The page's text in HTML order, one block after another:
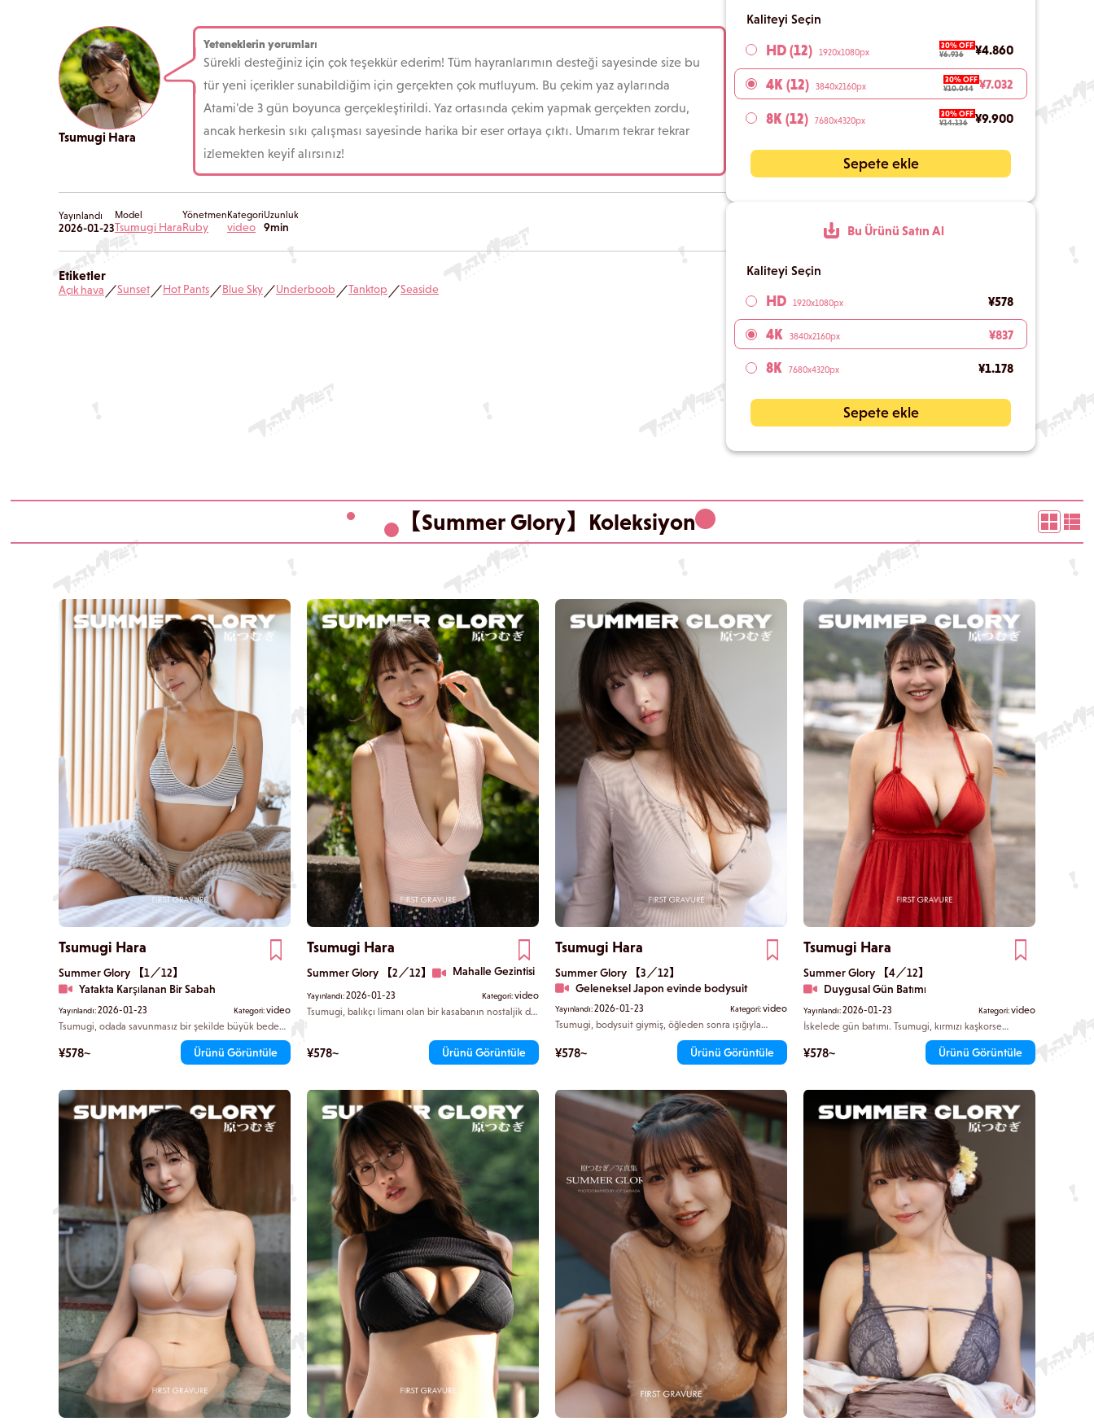
Tsumugi Hara
Yeteneklerin yorumları
Sürekli desteğiniz için çok teşekkür ederim! Tüm hayranlarımın desteği sayesinde size bu
tür yeni içerikler sunabildiğim için gerçekten çok mutluyum. Bu çekim yaz aylarında
Atami'de 3 gün boyunca gerçekleştirildi. Yaz ortasında çekim yapmak gerçekten zordu,
ancak herkesin sıkı çalışması sayesinde harika bir eser ortaya çıktı. Umarım tekrar tekrar
izlemekten keyif alırsınız!
Yayınlandı
2026-01-23
Model
Tsumugi Hara
Yönetmen
Ruby
Kategori
video
Uzunluk
9min
Etiketler
Açık hava ／Sunset／Hot Pants／Blue Sky／Underboob ／Tanktop ／Seaside
Kaliteyi Seçin
HD (12) 1920x1080px
30% OFF
¥6.936
¥4.860
4K (12) 3840x2160px
30% OFF
¥10.044
¥7.032
8K (12) 7680x4320px
30% OFF
¥14.136
¥9.900
Sepete ekle
Bu Ürünü Satın Al
Kaliteyi Seçin
HD 1920x1080px ¥578
4K 3840x2160px ¥837
8K 7680x4320px ¥1.178
Sepete ekle
【Summer Glory】Koleksiyon
Tsumugi Hara
Summer Glory 【1／12】
Yatakta Karşılanan Bir Sabah
Yayınlandı:2026-01-23 Kategori:video
Tsumugi, odada savunmasız bir şekilde büyük beden
kapüşonlu sweatshirtünü giyiyor. Yatakta şakacı bir
şekilde boğuşurken, yüzün aniden yaklaşıyor.
Bakışlarınız birbirine karışıyor ve zaman duruyor.
derinliklerinde sıkışıyor.
¥578~ Ürünü Görüntüle
Tsumugi Hara
Summer Glory 【2／12】 Mahalle Gezintisi
Yayınlandı:2026-01-23 Kategori:video
Tsumugi, balıkçı limanı olan bir kasabanın nostaljik dar
canlanıyor. Deniz kokusunu taşıyan hafif bir esinti,
saçlarını yumuşakça dalgalandırıyor. Tatlı koku bana
¥578~ Ürünü Görüntüle
Tsumugi Hara
Summer Glory 【3／12】
Geleneksel Japon evinde bodysuit
Yayınlandı:2026-01-23 Kategori:video
Tsumugi, bodysuit giymiş, öğleden sonra ışığıyla
şekillendirilmiş esnek vücudu, izleyiciye hitap
ederken yumuşak kıvrımlar çiziyor. Sanki bir sırrı
¥578~ Ürünü Görüntüle
Tsumugi Hara
Summer Glory 【4／12】
Duygusal Gün Batımı
Yayınlandı:2026-01-23 Kategori:video
İskelede gün batımı. Tsumugi, kırmızı kaşkorse
elbisesiyle tetrapodun üzerine oturmuş, kendini
deniz esintisine teslim ediyor. Elbisesinin eteği
beklenmedik bir şekilde sallanıyor ve onun mutlak
¥578~ Ürünü Görüntüle